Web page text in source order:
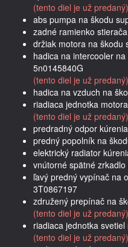
(tento diel je už predaný)
abs pumpa na škodu
zadné ramienko
držiak motora na škodu
hadica na intercooler
5n0145840G
(tento diel je už predaný)
hadica na vzduch na
riadiaca jednotka
(tento diel je už predaný)
predradný odpor
predný popolník na
elektrický radiator
vnútorné spätné
ľavý predný vypínač na
3T0867197
združený prepínač na
(tento diel je už predaný)
riadiaca jednotka
(tento diel je už predaný)